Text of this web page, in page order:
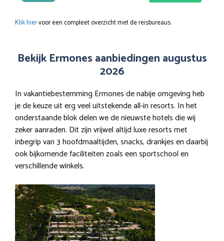
Klik hiervoor een compleet overzicht met de reisbureaus.
Bekijk Ermones aanbiedingen augustus
2026
In vakantiebestemming Ermones de nabije omgeving heb
je de keuze uit erg veel uitstekende all-in resorts. In het
onderstaande blok delen we de nieuwste hotels die wij
zeker aanraden. Dit zijn vrijwel altijd luxe resorts met
inbegrip van 3 hoofdmaaltijden, snacks, drankjes en daarbij
ook bijkomende faciliteiten zoals een sportschool en
verschillende winkels.